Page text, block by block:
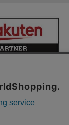
製・転載を禁止します。
Rakuten Group, Inc.